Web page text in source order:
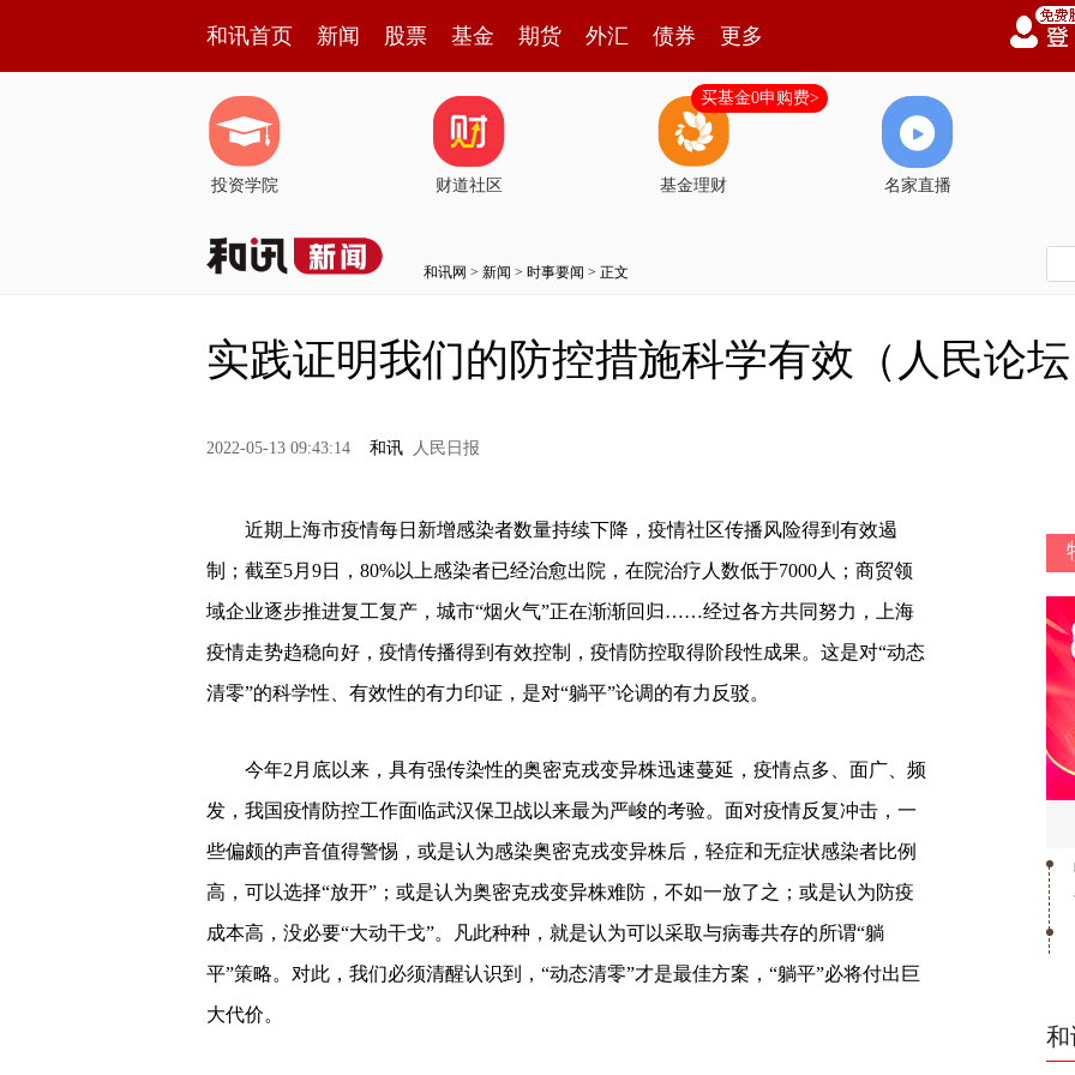
和讯首页 新闻 股票 基金 期货 外汇 债券 更多
投资学院 财道社区 基金理财
买基金0申购费>
名家直播
和讯网 > 新闻 > 时事要闻 > 正文
实践证明我们的防控措施科学有效（人民论
2022-05-13 09:43:14 和讯 人民日报
近期上海市疫情每日新增感染者数量持续下降，疫情社区传播风险得到有效遏
制；截至5月9日，80%以上感染者已经治愈出院，在院治疗人数低于7000人；商贸领
域企业逐步推进复工复产，城市“烟火气”正在渐渐回归……经过各方共同努力，上海
疫情走势趋稳向好，疫情传播得到有效控制，疫情防控取得阶段性成果。这是对“动态
清零”的科学性、有效性的有力印证，是对“躺平”论调的有力反驳。
今年2月底以来，具有强传染性的奥密克戎变异株迅速蔓延，疫情点多、面广、频
发，我国疫情防控工作面临武汉保卫战以来最为严峻的考验。面对疫情反复冲击，一
些偏颇的声音值得警惕，或是认为感染奥密克戎变异株后，轻症和无症状感染者比例
高，可以选择“放开”；或是认为奥密克戎变异株难防，不如一放了之；或是认为防疫
成本高，没必要“大动干戈”。凡此种种，就是认为可以采取与病毒共存的所谓“躺
平”策略。对此，我们必须清醒认识到，“动态清零”才是最佳方案，“躺平”必将付出巨
大代价。
和